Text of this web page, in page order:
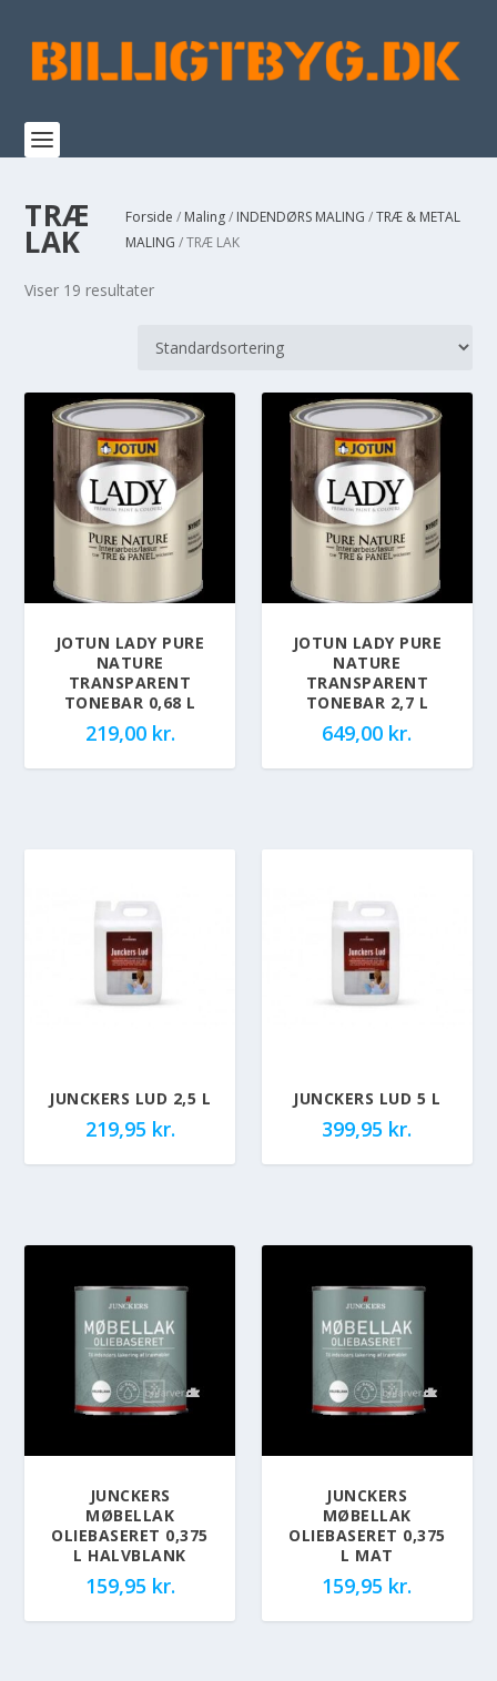
TRÆ
LAK
Forside / Maling/ INDENDØRS MALING /TRÆ & METAL
MALING / TRÆ LAK
Viser 19 resultater
JOTUN LADY PURE
NATURE
TRANSPARENT
TONEBAR 0,68 L
219,00 kr.
JOTUN LADY PURE
NATURE
TRANSPARENT
TONEBAR 2,7 L
649,00 kr.
JUNCKERS LUD 2,5 L
219,95 kr.
JUNCKERS LUD 5 L
399,95 kr.
JUNCKERS
MØBELLAK
OLIEBASERET 0,375
L HALVBLANK
159,95 kr.
JUNCKERS
MØBELLAK
OLIEBASERET 0,375
L MAT
159,95 kr.